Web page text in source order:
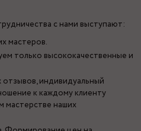
с нами выступают:
мастеров.
только высококачественные и
индивидуальный
к каждому клиенту
мастерстве наших